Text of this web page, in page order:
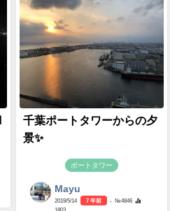
千葉ポートタワーからの夕
景✨
ポートタワー
Mayu
2019/5/14 7 年前
- №4846
1803